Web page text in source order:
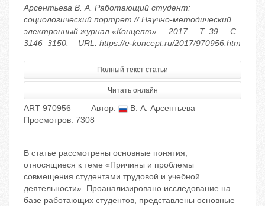
Арсентьева В. А. Работающий студент:
социологический портрет // Научно-методический
электронный журнал «Концепт». – 2017. – Т. 39. – С.
3146–3150. – URL: https://e-koncept.ru/2017/970956.htm
Полный текст статьи
Читать онлайн
ART 970956 Автор:
В. А. Арсентьева
Просмотров: 7308
В статье рассмотрены основные понятия,
относящиеся к теме «Причины и проблемы
совмещения студентами трудовой и учебной
деятельности». Проанализировано исследование на
базе работающих студентов, представлены основные